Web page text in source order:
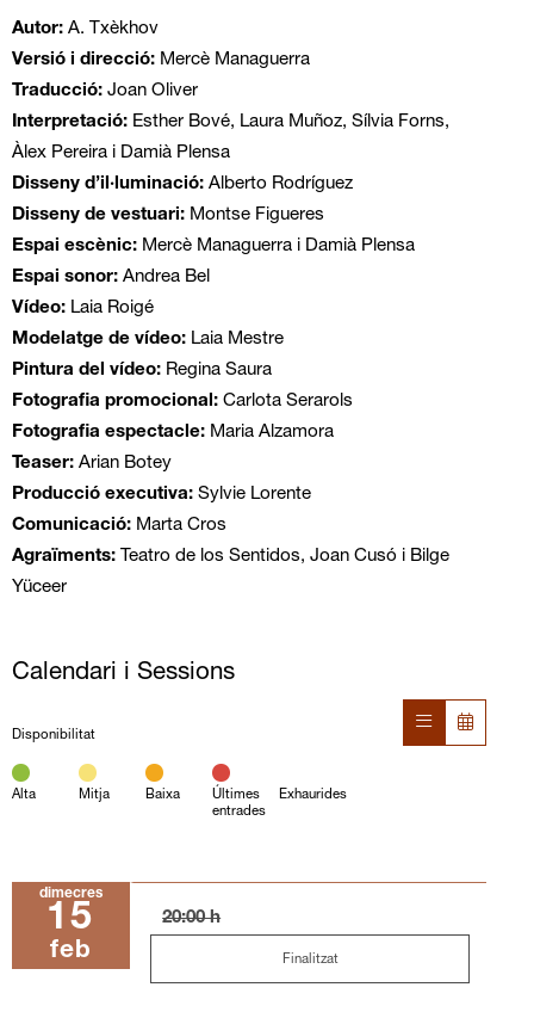
Autor: A. Txèkhov
Versió i direcció: Mercè Managuerra
Traducció: Joan Oliver
Interpretació: Esther Bové, Laura Muñoz, Sílvia Forns,
Àlex Pereira i Damià Plensa
Disseny d’il·luminació: Alberto Rodríguez
Disseny de vestuari: Montse Figueres
Espai escènic: Mercè Managuerra i Damià Plensa
Espai sonor: Andrea Bel
Vídeo: Laia Roigé
Modelatge de vídeo: Laia Mestre
Pintura del vídeo: Regina Saura
Fotografia promocional: Carlota Serarols
Fotografia espectacle: Maria Alzamora
Teaser: Arian Botey
Producció executiva: Sylvie Lorente
Comunicació:Marta Cros
Agraïments:Teatro de los Sentidos, Joan Cusó i Bilge
Yüceer
Calendari i Sessions
Disponibilitat
Alta Mitja Baixa
Últimes
entrades
Exhaurides
dimecres
15
feb
20:00 h
Finalitzat